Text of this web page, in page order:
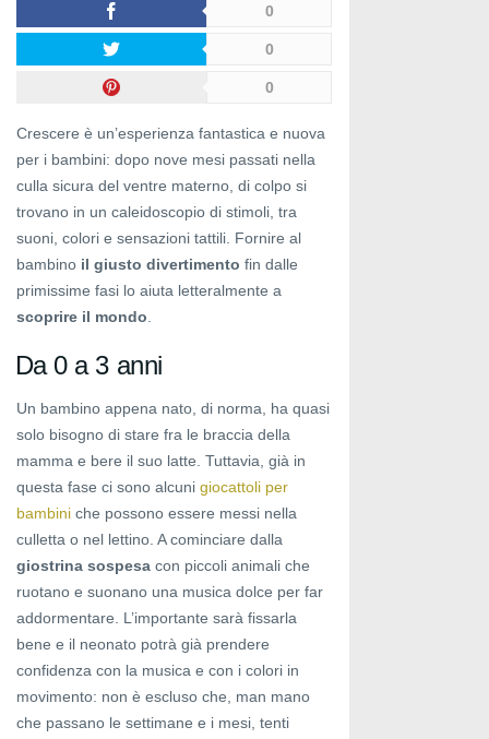
0
0
0
Crescere è un’esperienza fantastica e nuova
per i bambini: dopo nove mesi passati nella
culla sicura del ventre materno, di colpo si
trovano in un caleidoscopio di stimoli, tra
suoni, colori e sensazioni tattili. Fornire al
bambino il giusto divertimento fin dalle
primissime fasi lo aiuta letteralmente a
scoprire il mondo
Da 0 a 3 anni
Un bambino appena nato, di norma, ha quasi
solo bisogno di stare fra le braccia della
mamma e bere il suo latte. Tuttavia, già in
questa fase ci sono alcuni giocattoli per
bambini che possono essere messi nella
culletta o nel lettino. A cominciare dalla
giostrina sospesa con piccoli animali che
ruotano e suonano una musica dolce per far
addormentare. L’importante sarà fissarla
bene e il neonato potrà già prendere
confidenza con la musica e con i colori in
movimento: non è escluso che, man mano
che passano le settimane e i mesi, tenti